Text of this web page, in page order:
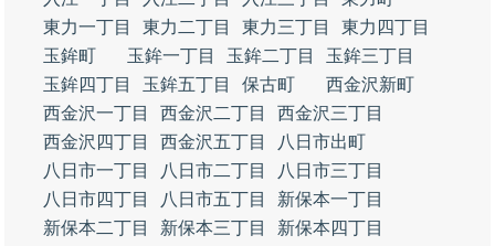
東力一丁目
東力二丁目 東力三丁目
東力四丁目
玉鉾町
玉鉾一丁目 玉鉾二丁目
玉鉾三丁目
玉鉾四丁目
玉鉾五丁目 保古町
西金沢新町
西金沢一丁目
西金沢二丁目
西金沢三丁目
西金沢四丁目
西金沢五丁目
八日市出町
八日市一丁目
八日市二丁目
八日市三丁目
八日市四丁目
八日市五丁目
新保本一丁目
新保本二丁目
新保本三丁目
新保本四丁目